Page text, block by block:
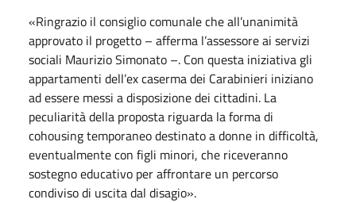
«Ringrazio il consiglio comunale che all’unanimità
approvato il progetto – afferma l’assessore ai servizi
sociali Maurizio Simonato –. Con questa iniziativa gli
appartamenti dell’ex caserma dei Carabinieri iniziano
ad essere messi a disposizione dei cittadini. La
peculiarità della proposta riguarda la forma di
cohousing temporaneo destinato a donne in difficoltà,
eventualmente con figli minori, che riceveranno
sostegno educativo per affrontare un percorso
condiviso di uscita dal disagio».